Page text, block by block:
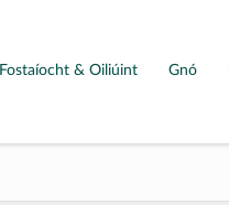
Fostaíocht & Oiliúint Gnó